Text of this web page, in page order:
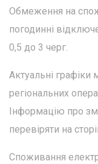
Обмеження на
погодинні
0,5 до 3 черг.
Актуальні графіки
регіональних
Інформацію про
перевіряти на
Споживання